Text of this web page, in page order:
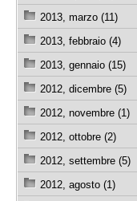
2013, marzo (11)
2013, febbraio (4)
2013, gennaio (15)
2012, dicembre (5)
2012, novembre (1)
2012, ottobre (2)
2012, settembre (5)
2012, agosto (1)